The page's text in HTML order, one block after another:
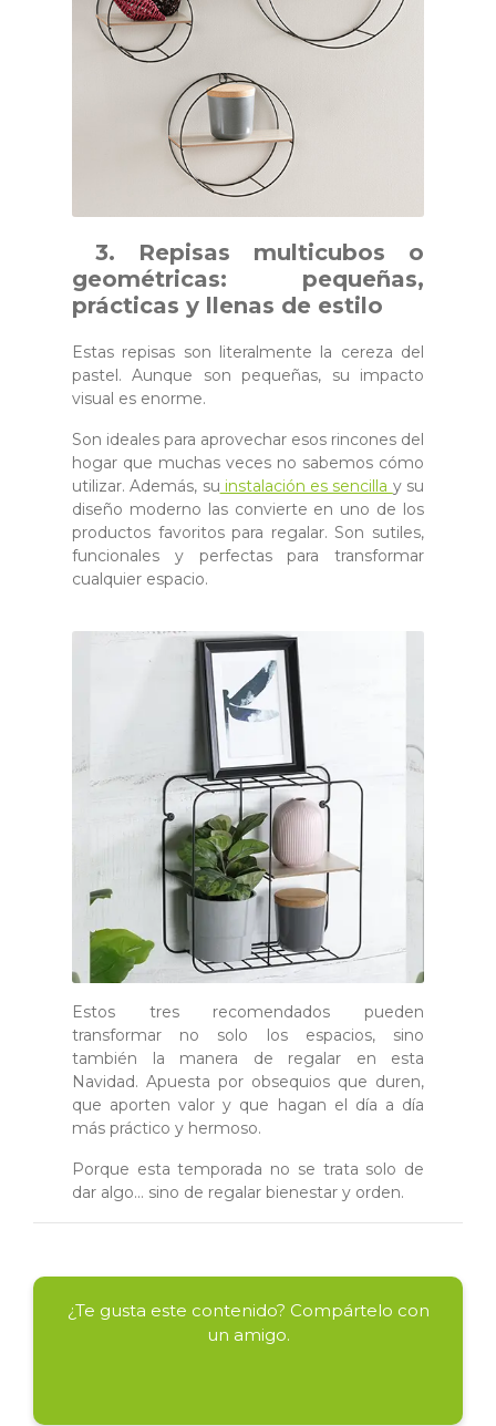
3. Repisas multicubos o
geométricas: pequeñas,
prácticas y llenas de estilo
Estas repisas son literalmente la cereza del
pastel. Aunque son pequeñas, su impacto
visual es enorme.
Son ideales para aprovechar esos rincones del
hogar que muchas veces no sabemos cómo
utilizar. Además, su instalación es sencilla y su
diseño moderno las convierte en uno de los
productos favoritos para regalar. Son sutiles,
funcionales y perfectas para transformar
cualquier espacio.
Estos tres recomendados pueden
transformar no solo los espacios, sino
también la manera de regalar en esta
Navidad. Apuesta por obsequios que duren,
que aporten valor y que hagan el día a día
más práctico y hermoso.
Porque esta temporada no se trata solo de
dar algo… sino de regalar bienestar y orden.
¿Te gusta este contenido? Compártelo con
un amigo.